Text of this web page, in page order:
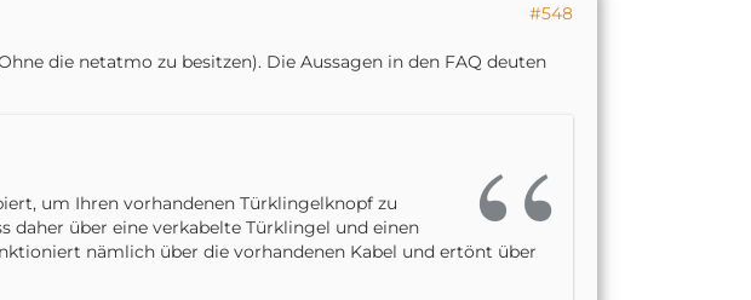
#548
die netatmo zu besitzen). Die Aussagen in den FAQ deuten
um Ihren vorhandenen Türklingelknopf zu
daher über eine verkabelte Türklingel und einen
nämlich über die vorhandenen Kabel und ertönt über